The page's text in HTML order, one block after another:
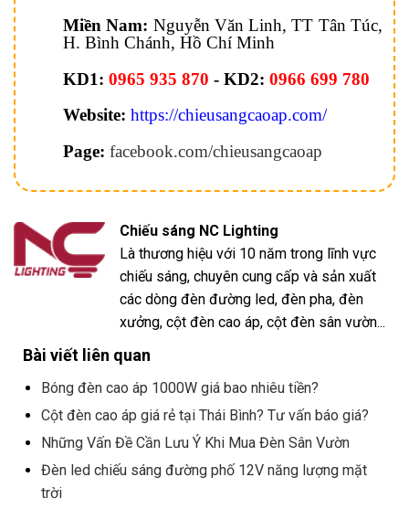
Miền Nam: Nguyễn Văn Linh, TT Tân Túc,
H. Bình Chánh, Hồ Chí Minh
KD1: 0965 935 870 - KD2: 0966 699 780
Website: https://chieusangcaoap.com/
Page: facebook.com/chieusangcaoap
Chiếu sáng NC Lighting
Là thương hiệu với 10 năm trong lĩnh vực
chiếu sáng, chuyên cung cấp và sản xuất
các dòng đèn đường led, đèn pha, đèn
xưởng, cột đèn cao áp, cột đèn sân vườn...
Bài viết liên quan
Bóng đèn cao áp 1000W giá bao nhiêu tiền?
Cột đèn cao áp giá rẻ tại Thái Bình? Tư vấn báo giá?
Những Vấn Đề Cần Lưu Ý Khi Mua Đèn Sân Vườn
Đèn led chiếu sáng đường phố 12V năng lượng mặt
trời